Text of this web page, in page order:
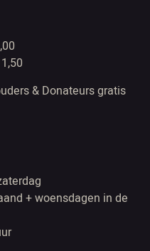
& Donateurs gratis
+ woensdagen in de